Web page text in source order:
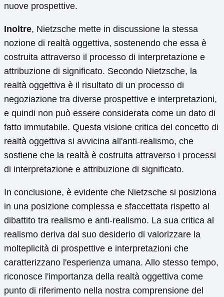
nuove prospettive.
Inoltre, Nietzsche mette in discussione la stessa
nozione di realtà oggettiva, sostenendo che essa è
costruita attraverso il processo di interpretazione e
attribuzione di significato. Secondo Nietzsche, la
realtà oggettiva è il risultato di un processo di
negoziazione tra diverse prospettive e interpretazioni,
e quindi non può essere considerata come un dato di
fatto immutabile. Questa visione critica del concetto di
realtà oggettiva si avvicina all'anti-realismo, che
sostiene che la realtà è costruita attraverso i processi
di interpretazione e attribuzione di significato.
In conclusione, è evidente che Nietzsche si posiziona
in una posizione complessa e sfaccettata rispetto al
dibattito tra realismo e anti-realismo. La sua critica al
realismo deriva dal suo desiderio di valorizzare la
molteplicità di prospettive e interpretazioni che
caratterizzano l'esperienza umana. Allo stesso tempo,
riconosce l'importanza della realtà oggettiva come
punto di riferimento nella nostra comprensione del